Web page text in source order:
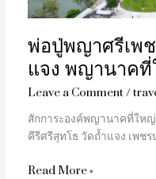
พ่อปู่พญาศรีเพ
แจง พญานาค
Leave a Comment/
สักการะองค์พญานาคที่ให
คีรีศรีสุทโธ วัดถ้ำแจง เพช
ทโธ
ถ้ำ
แจง
พญานาค
ที่
ใหญ่
ที่สุด
ไทย
Read More »